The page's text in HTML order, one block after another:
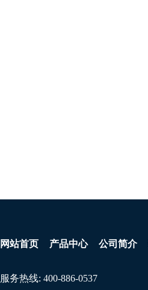
网站首页 产品中心 公司简介
服务热线: 400-886-0537